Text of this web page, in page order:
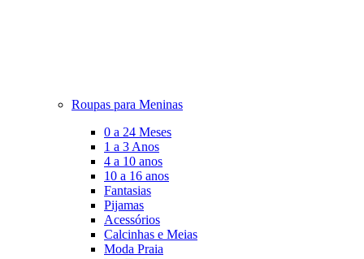
Roupas para Meninas
0 a 24 Meses
1 a 3 Anos
4 a 10 anos
10 a 16 anos
Fantasias
Pijamas
Acessórios
Calcinhas e Meias
Moda Praia